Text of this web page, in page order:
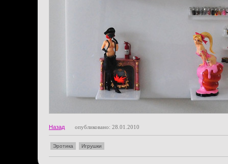
Назад опубликовано: 28.01.2010
Эротика Игрушки